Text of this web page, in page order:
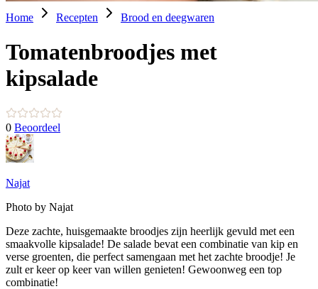
Home Recepten Brood en deegwaren
Tomatenbroodjes met
kipsalade
0 Beoordeel
Najat
Photo by Najat
Deze zachte, huisgemaakte broodjes zijn heerlijk gevuld met een
smaakvolle kipsalade! De salade bevat een combinatie van kip en
verse groenten, die perfect samengaan met het zachte broodje! Je
zult er keer op keer van willen genieten! Gewoonweg een top
combinatie!